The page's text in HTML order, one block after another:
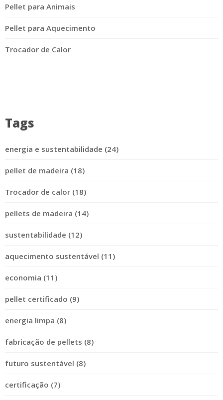
Pellet para Animais
Pellet para Aquecimento
Trocador de Calor
Tags
energia e sustentabilidade (24)
pellet de madeira (18)
Trocador de calor (18)
pellets de madeira (14)
sustentabilidade (12)
aquecimento sustentável (11)
economia (11)
pellet certificado (9)
energia limpa (8)
fabricação de pellets (8)
futuro sustentável (8)
certificação (7)